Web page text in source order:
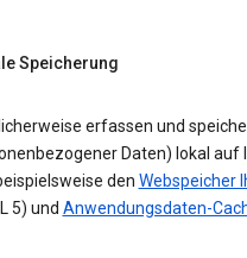
Speicherung
erfassen und
Daten) lokal auf
den Webspeicher
5) und Anwendungsdaten-